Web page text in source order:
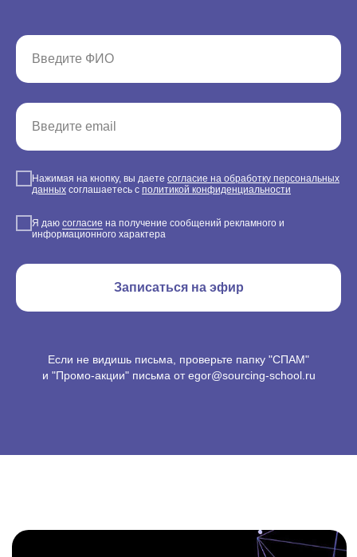
Нажимая на кнопку, вы даете согласие на обработку персональных
данных соглашаетесь c политикой конфиденциальности
Я даю согласие на получение сообщений рекламного и
информационного характера
Записаться на эфир
Если не видишь письма, проверьте папку "СПАМ"
и "Промо-акции" письма от egor@sourcing-school.ru